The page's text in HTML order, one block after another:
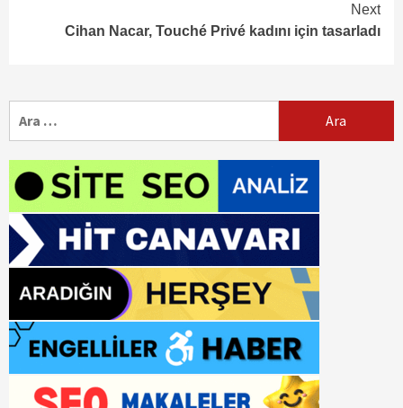
Next
Cihan Nacar, Touché Privé kadını için tasarladı